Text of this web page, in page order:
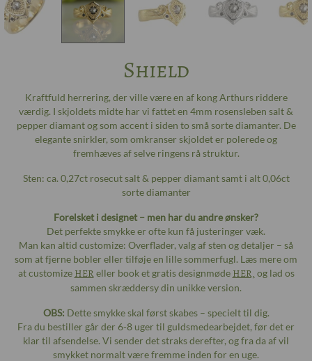
Shield
Kraftfuld herrering, der ville være en af kong Arthurs riddere
værdig. I skjoldets midte har vi fattet en 4mm rosensleben salt &
pepper diamant og som accent i siden to små sorte diamanter. De
elegante snirkler, som omkranser skjoldet er polerede og
fremhæves af selve ringens rå struktur.
Sten: ca. 0,27ct rosecut salt & pepper diamant samt i alt 0,06ct
sorte diamanter
Forelsket i designet – men har du andre ønsker?
Det perfekte smykke er ofte kun få justeringer væk.
Man kan altid customize: Overflader, valg af sten og detaljer – så
som at fjerne bobler eller tilføje en lille sommerfugl. Læs mere om
at customize HER eller book et gratis designmøde HER, og lad os
sammen skræddersy din unikke version.
OBS: Dette smykke skal først skabes – specielt til dig.
Fra du bestiller går der 6-8 uger til guldsmedearbejdet, før det er
klar til afsendelse. Vi sender det straks derefter, og fra da af vil
smykket normalt være fremme inden for en uge.